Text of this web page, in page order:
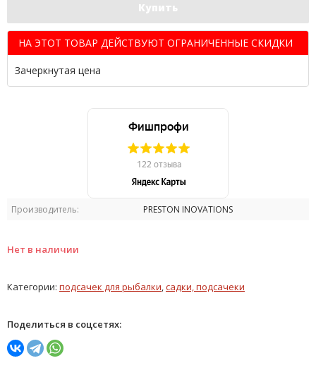
Производитель: PRESTON INOVATIONS
Нет в наличии
Купить
НА ЭТОТ ТОВАР ДЕЙСТВУЮТ ОГРАНИЧЕННЫЕ СКИДКИ
Зачеркнутая цена
Категории: подсачек для рыбалки,садки, подсачеки
Поделиться в соцсетях: